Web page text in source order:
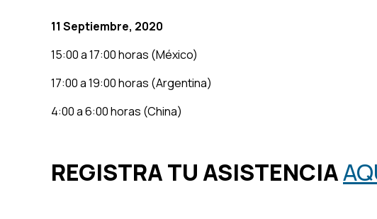
11 Septiembre, 2020
15:00 a 17:00 horas (México)
17:00 a 19:00 horas (Argentina)
4:00 a 6:00 horas (China)
REGISTRA TU ASISTENCIA